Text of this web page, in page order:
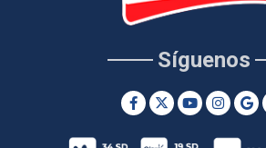
Síguenos